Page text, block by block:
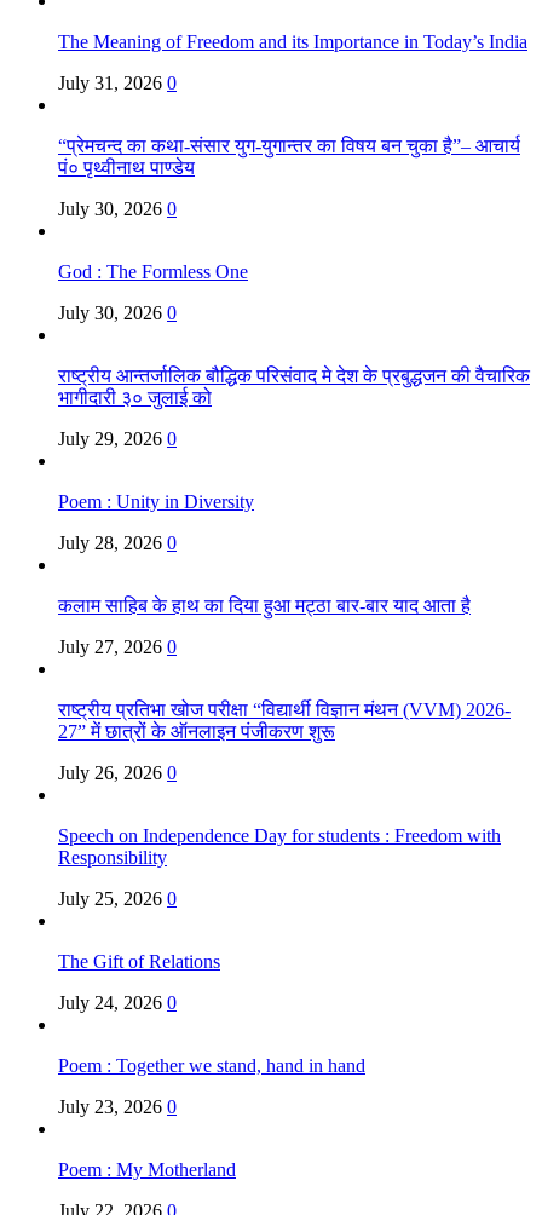
The Meaning of Freedom and its Importance in Today’s India
July 31, 2026 0
“प्रेमचन्द का कथा-संसार युग-युगान्तर का विषय बन चुका है”– आचार्य
पं० पृथ्वीनाथ पाण्डेय
July 30, 2026 0
God : The Formless One
July 30, 2026 0
राष्ट्रीय आन्तर्जालिक बौद्धिक परिसंवाद मे देश के प्रबुद्धजन की वैचारिक
भागीदारी ३० जुलाई को
July 29, 2026 0
Poem : Unity in Diversity
July 28, 2026 0
कलाम साहिब के हाथ का दिया हुआ मट्ठा बार-बार याद आता है
July 27, 2026 0
राष्ट्रीय प्रतिभा खोज परीक्षा “विद्यार्थी विज्ञान मंथन (VVM) 2026-
27” में छात्रों के ऑनलाइन पंजीकरण शुरू
July 26, 2026 0
Speech on Independence Day for students : Freedom with
Responsibility
July 25, 2026 0
The Gift of Relations
July 24, 2026 0
Poem : Together we stand, hand in hand
July 23, 2026 0
Poem : My Motherland
July 22, 2026 0